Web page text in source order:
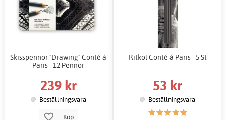
Skisspennor "Drawing" Conté á
Paris - 12 Pennor
239 kr
Beställningsvara
Köp
Ritkol Conté á Paris - 5 St
53 kr
Beställningsvara